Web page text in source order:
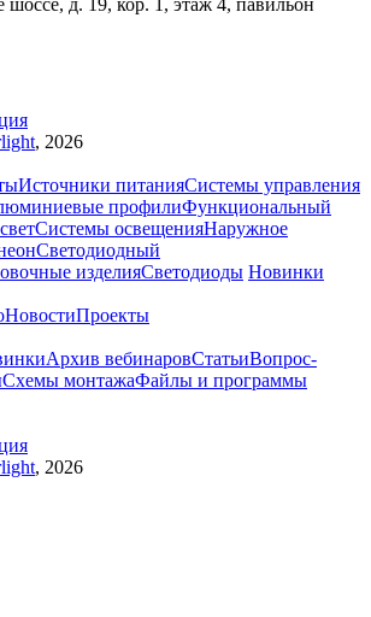
д. 19, кор. 1, этаж 4, павильон
, 2026
Источники питанияСистемы управления
профилиФункциональный
Системы освещенияНаружное
Светодиодный
изделияСветодиоды Новинки
НовостиПроекты
Архив вебинаровСтатьиВопрос-
Схемы монтажаФайлы и программы
, 2026